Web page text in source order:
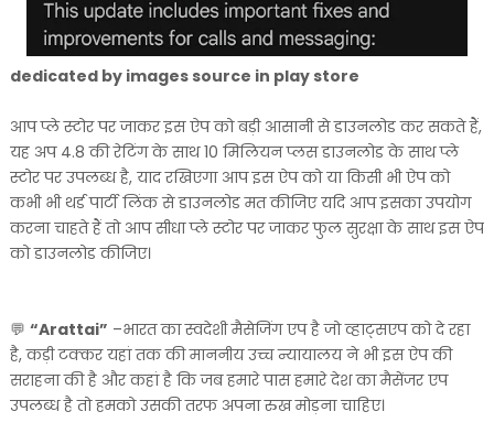
dedicated by images source in play store
आप प्ले स्टोर पर जाकर इस ऐप को बड़ी आसानी से डाउनलोड कर सकते हैं,
यह अप 4.8 की रेटिंग के साथ 10 मिलियन प्लस डाउनलोड के साथ प्ले
स्टोर पर उपलब्ध है, याद रखिएगा आप इस ऐप को या किसी भी ऐप को
कभी भी थर्ड पार्टी लिंक से डाउनलोड मत कीजिए यदि आप इसका उपयोग
करना चाहते हैं तो आप सीधा प्ले स्टोर पर जाकर फुल सुरक्षा के साथ इस ऐप
को डाउनलोड कीजिए।
💬 “Arattai” –भारत का स्वदेशी मैसेजिंग एप है जो व्हाट्सएप को दे रहा
है, कड़ी टक्कर यहां तक की माननीय उच्च न्यायालय ने भी इस ऐप की
सराहना की है और कहां है कि जब हमारे पास हमारे देश का मैसेंजर एप
उपलब्ध है तो हमको उसकी तरफ अपना रुख मोड़ना चाहिए।